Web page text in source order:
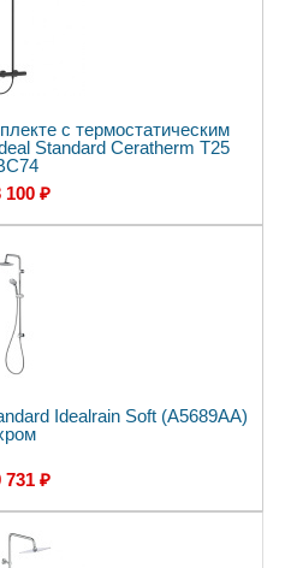
с термостатическим
Standard Ceratherm T25
100 ₽
Idealrain Soft (A5689AA)
731 ₽